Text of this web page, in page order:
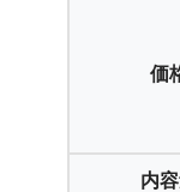
価
内